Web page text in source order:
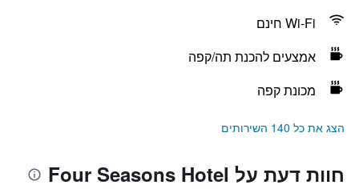
Wi-Fi חינם
אמצעים להכנת תה/קפה
מכונת קפה
הצג את כל 140 השירותים
חוות דעת על Four Seasons Hotel